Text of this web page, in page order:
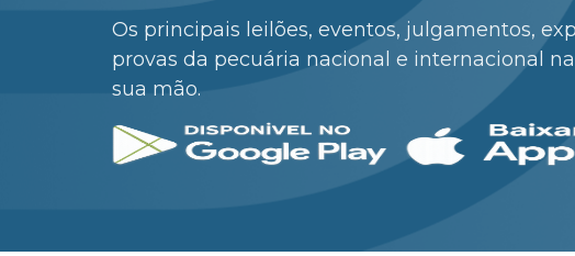
Os principais leilões, eventos, julgamentos,
provas da pecuária nacional e internacional
sua mão.